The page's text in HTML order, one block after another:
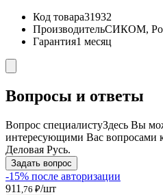
Код товара31932
ПроизводительСИКОМ,
Гарантия1 месяц
Вопросы и ответы
Вопрос специалистуЗдесь Вы
интересующими Вас вопросами
Деловая Русь.
Задать вопрос
-15% после авторизации
911 ,76 ₽/шт